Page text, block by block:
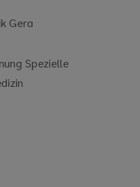
Gera
Spezielle